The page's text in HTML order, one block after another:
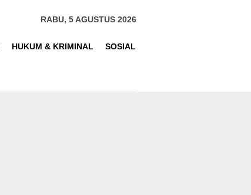
RABU, 5 AGUSTUS 2026
HUKUM & KRIMINAL SOSIAL